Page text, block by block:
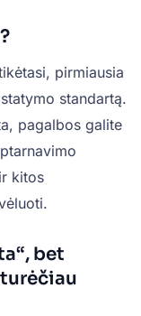
pirmiausia
standartą.
pagalbos galite
kitos
bet